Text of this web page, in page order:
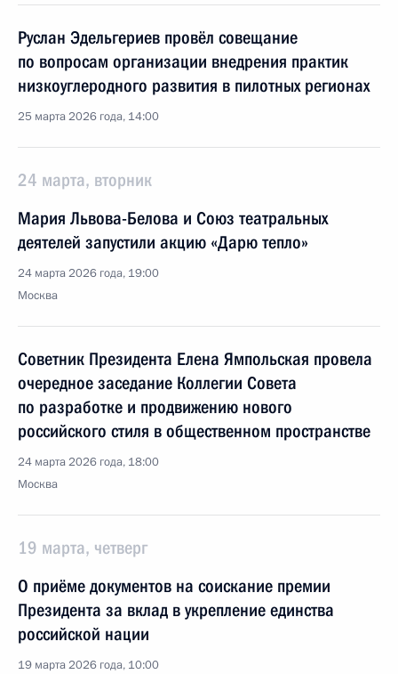
Руслан Эдельгериев провёл совещание
по вопросам организации внедрения практик
низкоуглеродного развития в пилотных регионах
25 марта 2026 года, 14:00
24 марта, вторник
Мария Львова-Белова и Союз театральных
деятелей запустили акцию «Дарю тепло»
24 марта 2026 года, 19:00
Москва
Советник Президента Елена Ямпольская провела
очередное заседание Коллегии Совета
по разработке и продвижению нового
российского стиля в общественном пространстве
24 марта 2026 года, 18:00
Москва
19 марта, четверг
О приёме документов на соискание премии
Президента за вклад в укрепление единства
российской нации
19 марта 2026 года, 10:00